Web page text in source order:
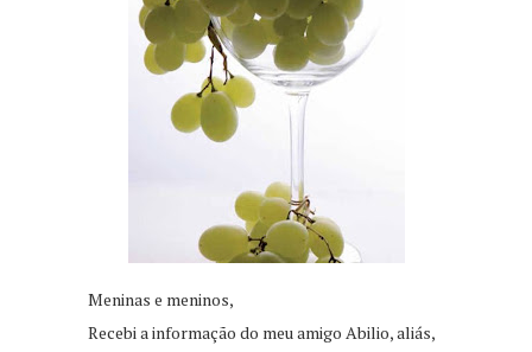
Meninas e meninos,
Recebi a informação do meu amigo Abilio, aliás,